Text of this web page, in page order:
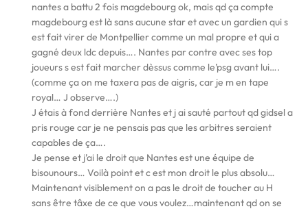
nantes a battu 2 fois magdebourg ok, mais qd ça compte
magdebourg est là sans aucune star et avec un gardien qui s
est fait virer de Montpellier comme un mal propre et qui a
gagné deux ldc depuis…. Nantes par contre avec ses top
joueurs s est fait marcher dèssus comme le’psg avant lui….
(comme ça on me taxera pas de aigris, car je m en tape
royal… J observe….)
J étais à fond derrière Nantes et j ai sauté partout qd gidsel a
pris rouge car je ne pensais pas que les arbitres seraient
capables de ça….
Je pense et j’ai le droit que Nantes est une équipe de
bisounours… Voilà point et c est mon droit le plus absolu…
Maintenant visiblement on a pas le droit de toucher au H
sans être tâxe de ce que vous voulez…maintenant qd on se